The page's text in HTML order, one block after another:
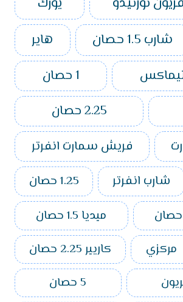
شارب 1.5 حصان
هاير
1 حصان
2.25 حصان
فريش سمارت انفرتر
شارب انفرتر 1.25 حصان
ميديا 1.5 حصان
مركزي
كاريير 2.25 حصان
5 حصان